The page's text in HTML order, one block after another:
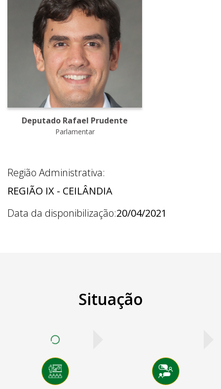
Deputado Rafael Prudente
Parlamentar
Região Administrativa:
REGIÃO IX - CEILÂNDIA
Data da disponibilização:20/04/2021
Situação